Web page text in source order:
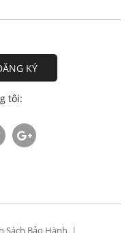
KÝ
tôi:
Sách Bảo Hành